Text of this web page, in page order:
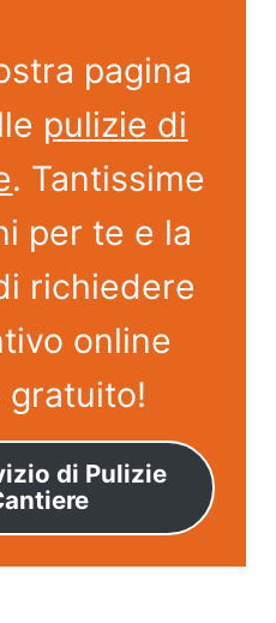
pagina
pulizie di
. Tantissime
per te e la
richiedere
online
gratuito!
di Pulizie